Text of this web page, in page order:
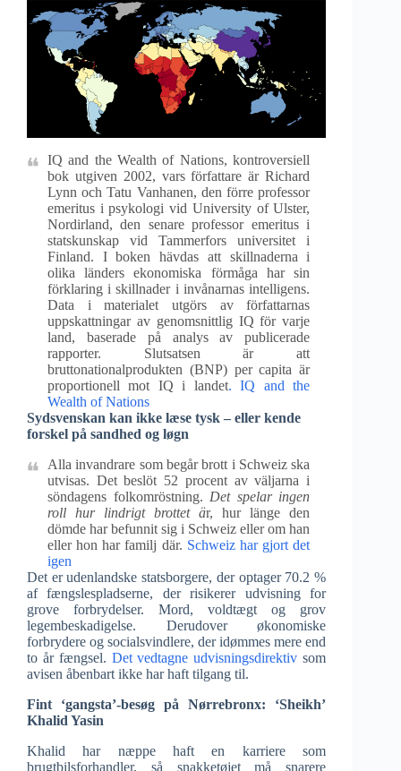
IQ and the Wealth of Nations, kontroversiell
bok utgiven 2002, vars författare är Richard
Lynn och Tatu Vanhanen, den förre professor
emeritus i psykologi vid University of Ulster,
Nordirland, den senare professor emeritus i
statskunskap vid Tammerfors universitet i
Finland. I boken hävdas att skillnaderna i
olika länders ekonomiska förmåga har sin
förklaring i skillnader i invånarnas intelligens.
Data i materialet utgörs av författarnas
uppskattningar av genomsnittlig IQ för varje
land, baserade på analys av publicerade
rapporter. Slutsatsen är att
bruttonationalprodukten (BNP) per capita är
proportionell mot IQ i landet. IQ and the
Wealth of Nations
Sydsvenskan kan ikke læse tysk – eller kende
forskel på sandhed og løgn
Alla invandrare som begår brott i Schweiz ska
utvisas. Det beslöt 52 procent av väljarna i
söndagens folkomröstning. Det spelar ingen
roll hur lindrigt brottet är, hur länge den
dömde har befunnit sig i Schweiz eller om han
eller hon har familj där. Schweiz har gjort det
igen
Det er udenlandske statsborgere, der optager 70.2 %
af fængslespladserne, der risikerer udvisning for
grove forbrydelser. Mord, voldtægt og grov
legembeskadigelse. Derudover økonomiske
forbrydere og socialsvindlere, der idømmes mere end
to år fængsel. Det vedtagne udvisningsdirektiv som
avisen åbenbart ikke har haft tilgang til.
Fint ‘gangsta’-besøg på Nørrebronx: ‘Sheikh’
Khalid Yasin
Khalid har næppe haft en karriere som
brugtbilsforhandler, så snakketøjet må snarere